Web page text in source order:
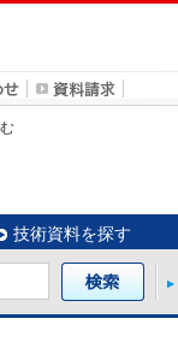
技術資料を探す